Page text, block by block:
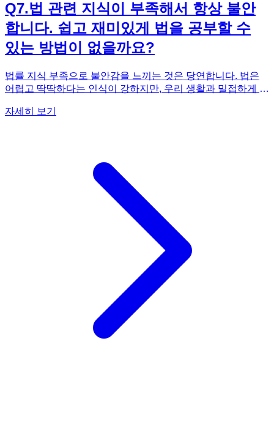
Q7.법 관련 지식이 부족해서 항상 불안
합니다. 쉽고 재미있게 법을 공부할 수
있는 방법이 없을까요?
법률 지식 부족으로 불안감을 느끼는 것은 당연합니다. 법은
어렵고 딱딱하다는 인식이 강하지만, 우리 생활과 밀접하게 관
로는, 우선 법률 관련 책이나 강의를 활용하는 것이 좋습니다.
를 꾸준히 접하면서 사회 현상과 법률의 관계를 이해하는 것도
도움이 됩니다. 유튜브나 팟캐스트 등 다양한 플랫폼에서 제공
되는 법률 관련 콘텐츠를 활용하는 것도 좋은 방법입니다. 무
엇보다 중요한 것은 꾸준히 관심을 가지고 학습하는 것입니다.
처음에는 어렵게 느껴지더라도, 꾸준히 노력하면 법률 지식을
쌓을 수 있으며, 법률 문제에 대한 대처 능력을 향상시킬 수 있
업(Ver.Up)되는 만화》를 적극 추천합니다. 만화 형식을 통해
법률 지식을 쉽고 재미있게 습득하고, 실생활에서 유용하게 활
자세히 보기